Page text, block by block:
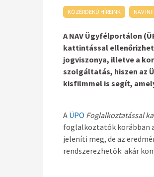
KÖZÉRDEKŰ HÍREINK NAV
A NAV Ügyfélportálon
kattintással
jogviszonya, illetve a
szolgáltatás, hiszen az
kisfilmmel is segít,
A ÜPO Foglalkoztatással
foglalkoztatók korábban
jeleníti meg, de az
rendszerezhetők: akár